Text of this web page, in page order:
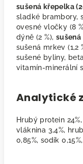
sušená křepelka
sladké brambory,
ovesné vločky (8
dýně (2 %), sušená
sušená mrkev (1,2
sušené byliny,
vitamín-minerální
Analytické
Hrubý protein
vláknina 3,4%,
0,85%, sodík